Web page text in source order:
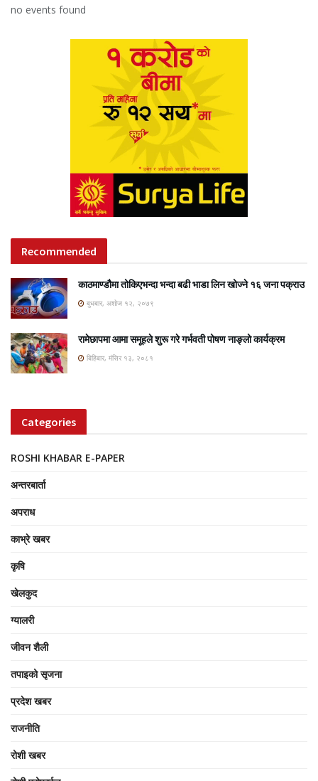
no events found
Recommended
काठमाण्डौमा तोकिएभन्दा भन्दा बढी भाडा लिन खोज्ने १६ जना पक्राउ
बुधबार, अशोज १२, २०७९
रामेछापमा आमा समूहले शुरू गरे गर्भवती पोषण नाङ्लो कार्यक्रम
बिहिबार, मंसिर १३, २०८१
Categories
ROSHI KHABAR E-PAPER
अन्तरबार्ता
अपराध
काभ्रे खबर
कृषि
खेलकुद
ग्यालरी
जीवन शैली
तपाइको सृजना
प्रदेश खबर
राजनीति
रोशी खबर